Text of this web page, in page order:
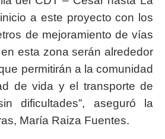
a este proyecto con los
de mejoramiento de vías
esta zona serán alrededor
permitirán a la comunidad
de vida y el transporte de
dificultades”, aseguró la
María Raiza Fuentes.